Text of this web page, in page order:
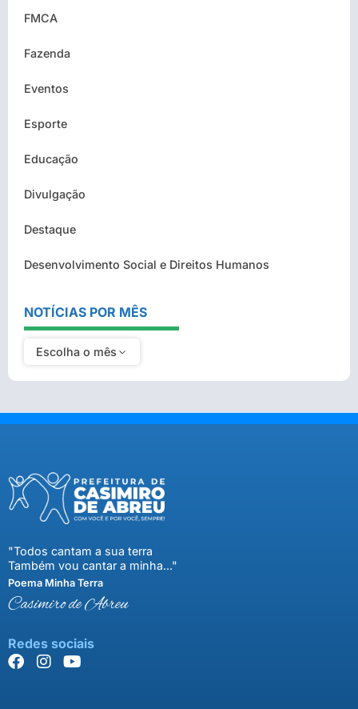
FMCA
Fazenda
Eventos
Esporte
Educação
Divulgação
Destaque
Desenvolvimento Social e Direitos Humanos
NOTÍCIAS POR MÊS
Escolha o mês
"Todos cantam a sua terra
Também vou cantar a minha..."
Poema Minha Terra
Casimiro de Abreu
Redes sociais